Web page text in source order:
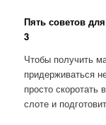
Пять советов
3
Чтобы получить
придерживаться
просто скоротать
слоте и